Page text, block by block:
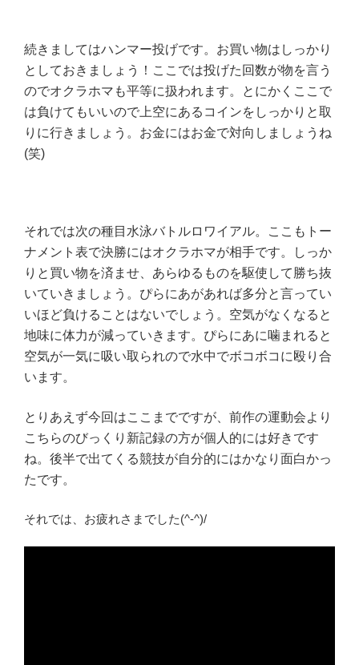
続きましてはハンマー投げです。お買い物はしっかり
としておきましょう！ここでは投げた回数が物を言う
のでオクラホマも平等に扱われます。とにかくここで
は負けてもいいので上空にあるコインをしっかりと取
りに行きましょう。お金にはお金で対向しましょうね
(笑)
それでは次の種目水泳バトルロワイアル。ここもトー
ナメント表で決勝にはオクラホマが相手です。しっか
りと買い物を済ませ、あらゆるものを駆使して勝ち抜
いていきましょう。ぴらにあがあれば多分と言ってい
いほど負けることはないでしょう。空気がなくなると
地味に体力が減っていきます。ぴらにあに噛まれると
空気が一気に吸い取られので水中でボコボコに殴り合
います。
とりあえず今回はここまでですが、前作の運動会より
こちらのびっくり新記録の方が個人的には好きです
ね。後半で出てくる競技が自分的にはかなり面白かっ
たです。
それでは、お疲れさまでした(^‐^)/